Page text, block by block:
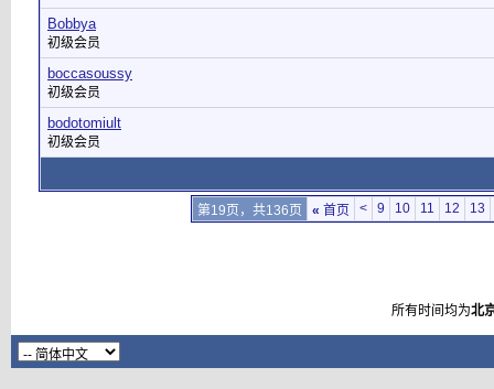
Bobbya
初级会员
boccasoussy
初级会员
bodotomiult
初级会员
第19页，共136页 « 首页 < 9 10 11 12 13
所有时间均为北